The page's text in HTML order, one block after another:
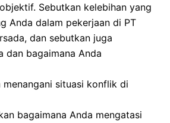
Sebutkan kelebihan yang
Anda dalam pekerjaan di PT
dan sebutkan juga
dan bagaimana Anda
menangani situasi konflik di
bagaimana Anda mengatasi